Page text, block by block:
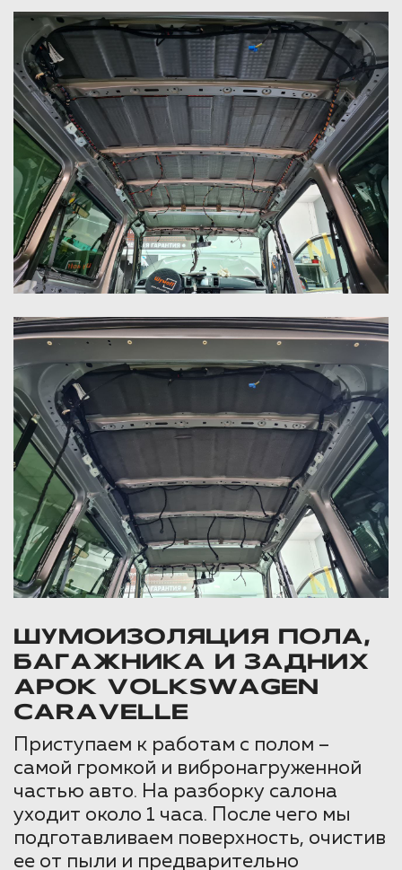
ШУМОИЗОЛЯЦИЯ ПОЛА,
БАГАЖНИКА И ЗАДНИХ
АРОК VOLKSWAGEN
CARAVELLE
Приступаем к работам с полом –
самой громкой и вибронагруженной
частью авто. На разборку салона
уходит около 1 часа. После чего мы
подготавливаем поверхность, очистив
ее от пыли и предварительно